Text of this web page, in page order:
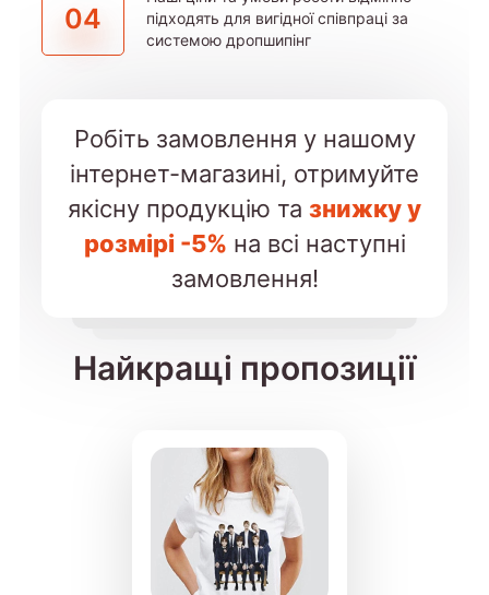
04
підходять для вигідної співпраці за
системою дропшипінг
Робіть замовлення у нашому
інтернет-магазині, отримуйте
якісну продукцію та знижку у
розмірі -5% на всі наступні
замовлення!
Найкращі пропозиції